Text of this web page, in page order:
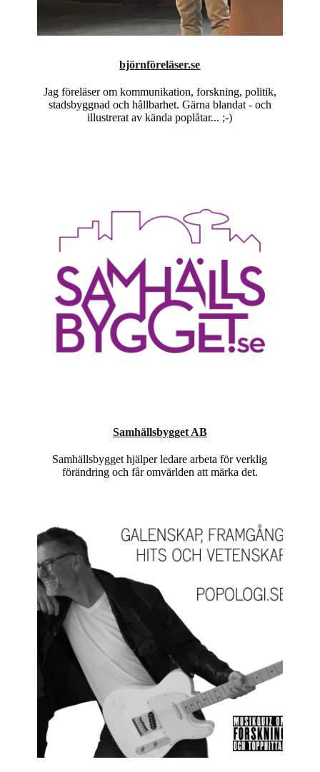
björnföreläser.se
Jag föreläser om kommunikation, forskning, politik,
stadsbyggnad och hållbarhet. Gärna blandat - och
illustrerat av kända poplåtar... ;-)
Samhällsbygget AB
Samhällsbygget hjälper ledare arbeta för verklig
förändring och får omvärlden att märka det.